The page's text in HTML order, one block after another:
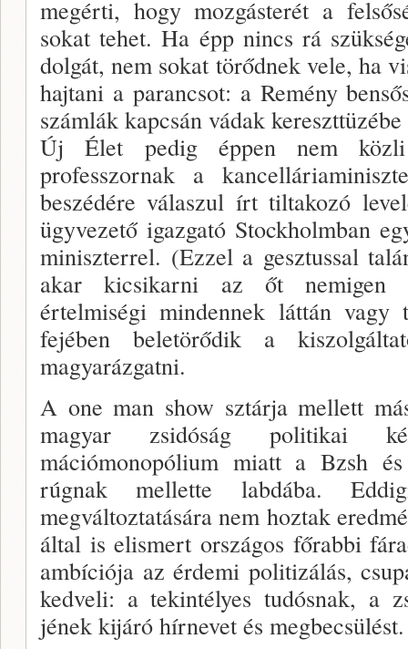
megérti, hogy mozgásterét a
sokat tehet. Ha épp nincs rá
dol­gát, nem sokat törődnek vele, ha
hajtani a paran­csot: a Remény
számlák kapcsán vádak
Új Élet pedig éppen nem
professzornak a
beszédére válaszul írt tiltakozó
ügyvezető igazgató Stockholmban
miniszterrel. (Ezzel a gesztussal
akar kicsikarni az őt nemigen
értelmiségi minden­nek láttán vagy
fejében beletörődik a
magyarázgatni.
A one man show sztárja mellett
magyar zsi­dóság politikai
mációmonopólium miatt a Bzsh
rúgnak mellette labdába.
megváltoztatására nem hoztak
által is elismert országos főrabbi
ambíciója az érde­mi politizálás,
kedveli: a tekintélyes tudósnak, a
jének kijáró hírnevet és megbecsülést.